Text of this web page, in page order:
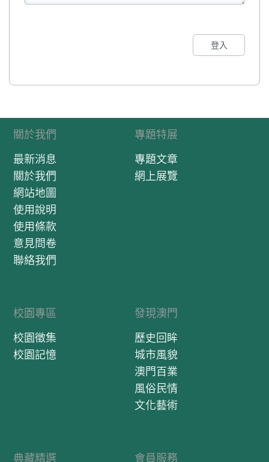
登入
關於我們
最新消息
關於我們
網站地圖
使用說明
使用條款
意見問卷
聯絡我們
專題特展
專題文章
網上展覽
校園專區
校園徵集
校園記憶
發現澳門
歷史回眸
城市風貌
澳門百業
風俗民情
文化藝術
典藏精選 會員服務